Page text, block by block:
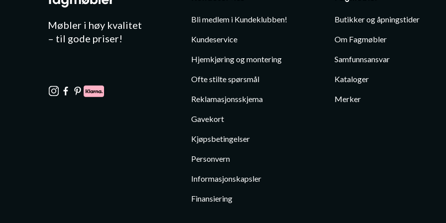
Møbler i høy kvalitet
– til gode priser!
Bli medlem i Kundeklubben!
Kundeservice
Hjemkjøring og montering
Ofte stilte spørsmål
Reklamasjonsskjema
Gavekort
Kjøpsbetingelser
Personvern
Informasjonskapsler
Finansiering
Butikker og åpningstider
Om Fagmøbler
Samfunnsansvar
Kataloger
Merker